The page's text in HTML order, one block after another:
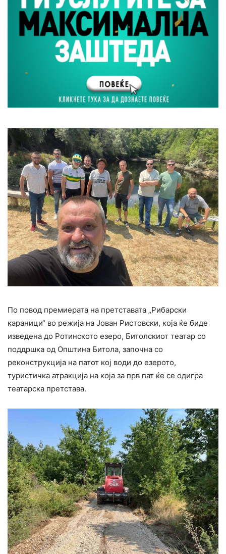
По повод премиерата на претставата „Рибарски
караници“ во режија на Јован Ристовски, која ќе биде
изведена до Ротинското езеро, Битолскиот театар со
поддршка од Општина Битола, започна со
реконструкција на патот кој води до езерото,
туристичка атракција на која за прв пат ќе се одигра
театарска претстава.